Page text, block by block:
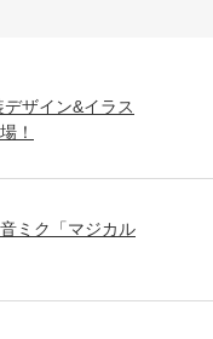
ザイン&イラス
！
ミク「マジカル